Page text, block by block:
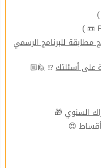
مطابقة للبرنامج الرسمي
على أسئلتك⁉ 🙋🏼
السنوي 🎁